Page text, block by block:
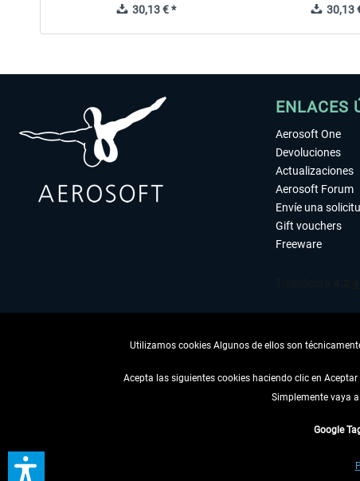
30,13 € * 30,13
ENLACES
Aerosoft One
Devoluciones
Actualizaciones
Aerosoft Forum
Envíe una
Gift vouchers
Freeware
DESISTIR
** De aplicación a envíos
Utilizamos cookies Algunos de ellos son
Acepta las siguientes cookies haciendo clic en
Simplemente vaya
Google